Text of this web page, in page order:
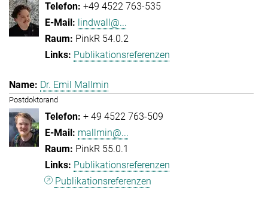
+49 4522 763-535
lindwall@...
PinkR 54.0.2
Publikationsreferenzen
Dr. Emil Mallmin
Postdoktorand
+ 49 4522 763-509
mallmin@...
PinkR 55.0.1
Publikationsreferenzen
Publikationsreferenzen